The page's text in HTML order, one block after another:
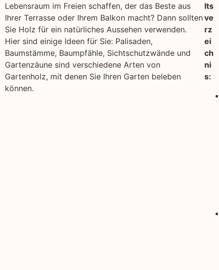
Lebensraum im Freien schaffen, der das Beste aus
Ihrer Terrasse oder Ihrem Balkon macht? Dann sollten
Sie Holz für ein natürliches Aussehen verwenden.
Hier sind einige Ideen für Sie: Palisaden,
Baumstämme, Baumpfähle, Sichtschutzwände und
Gartenzäune sind verschiedene Arten von
Gartenholz, mit denen Sie Ihren Garten beleben
können.
lts
ve
rz
ei
ch
ni
s: